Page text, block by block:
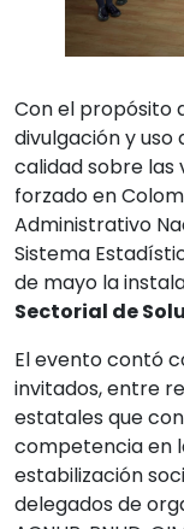
Con el propósito
divulgación y
calidad sobre
forzado en
Administrativo
Sistema
de mayo la
Sectorial de
El evento contó
invitados, entre
estatales que
competencia en
estabilización
delegados de